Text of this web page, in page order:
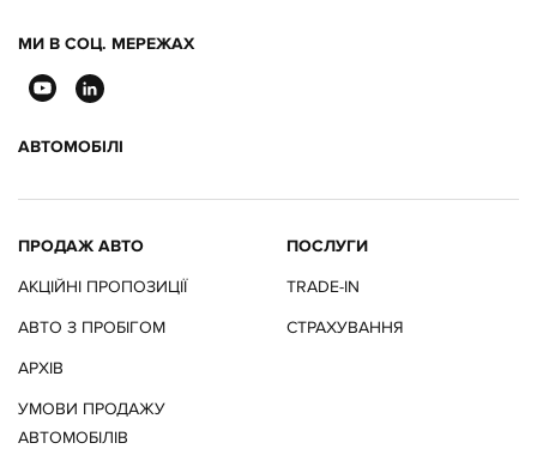
МИ В СОЦ. МЕРЕЖАХ
АВТОМОБІЛІ
ПРОДАЖ АВТО
АКЦІЙНІ ПРОПОЗИЦІЇ
АВТО З ПРОБІГОМ
АРХІВ
УМОВИ ПРОДАЖУ
АВТОМОБІЛІВ
ПОСЛУГИ
TRADE-IN
СТРАХУВАННЯ